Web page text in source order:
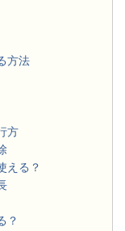
方法
方
える？
？